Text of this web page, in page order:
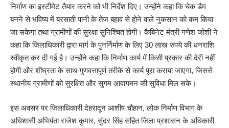
निर्माण का इस्टीमेट तैयार करने को भी निर्देश दिए। उन्होंने कहा कि चेक डैम
बनने से भविष्य में बरसाती पानी के तेज बहाव से होने वाले नुकसान को कम किया
जा सकेगा तथा ग्रामीणों की सुरक्षा सुनिश्चित होगी। कैबिनेट मंत्री गणेश जोशी ने
कहा कि जिलाधिकारी द्वारा मार्ग के पुनर्निर्माण के लिए 30 लाख रुपये की धनराशि
स्वीकृत कर दी गई है। उन्होंने कहा कि निर्माण कार्य में किसी प्रकार की देरी नहीं
होगी और शीघ्रता के साथ गुणवत्तापूर्ण तरीके से कार्य पूरा कराया जाएगा, जिससे
स्थानीय ग्रामीणों को सुरक्षित और सुगम आवागमन की सुविधा मिल सके।
इस अवसर पर जिलाधिकारी देहरादून आशीष चौहान, लोक निर्माण विभाग के
अधिशासी अभियंता राजेश कुमार, सुंदर सिंह सहित जिला प्रशासन के अधिकारी